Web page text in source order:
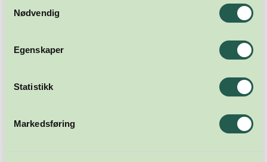
Nødvendig
Egenskaper
Statistikk
Markedsføring
Meld deg på nyhetsbrevet